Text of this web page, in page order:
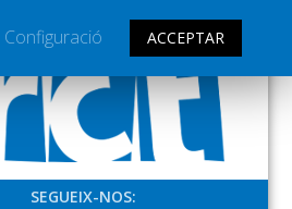
SEGUEIX-NOS:
Configuració ACCEPTAR